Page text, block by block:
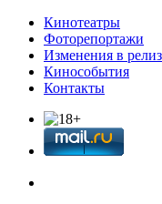
Кинотеатры
Фоторепортажи
Изменения в
Кинособытия
Контакты